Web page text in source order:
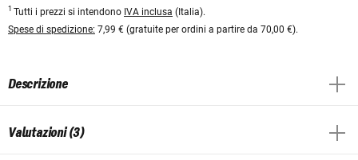
1 Tutti i prezzi si intendono IVA inclusa (Italia).
Spese di spedizione: 7,99 € (gratuite per ordini a partire da 70,00 €).
Descrizione
Valutazioni (3)